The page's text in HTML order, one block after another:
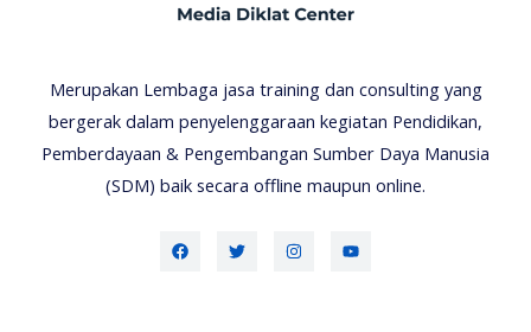
Merupakan Lembaga jasa training dan consulting yang
bergerak dalam penyelenggaraan kegiatan Pendidikan,
Pemberdayaan & Pengembangan Sumber Daya Manusia
(SDM) baik secara offline maupun online.